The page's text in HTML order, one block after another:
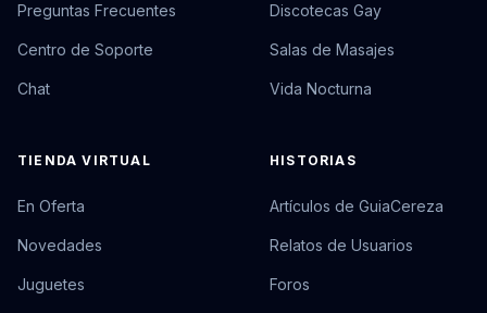
Preguntas Frecuentes
Centro de Soporte
Chat
Discotecas Gay
Salas de Masajes
Vida Nocturna
TIENDA VIRTUAL
En Oferta
Novedades
Juguetes
HISTORIAS
Artículos de GuiaCereza
Relatos de Usuarios
Foros